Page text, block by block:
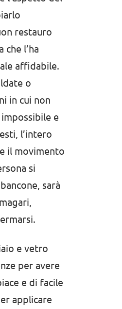
restauro
l’ha
affidabile.
o
in cui non
e
l’intero
il movimento
si
sarà
e vetro
per avere
e di facile
applicare